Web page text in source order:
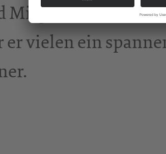
Mitgestalter der
vielen ein